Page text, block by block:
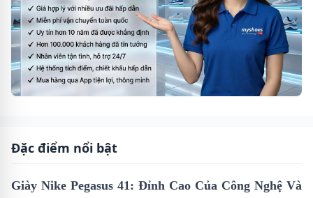
Đặc điểm nổi bật
Giày Nike Pegasus 41: Đỉnh Cao Của Công Nghệ Và